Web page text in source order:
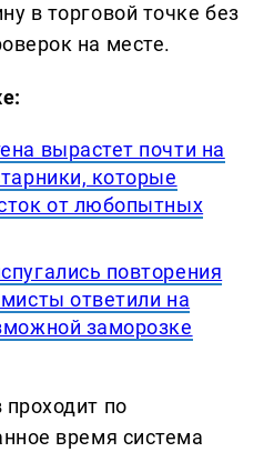
в торговой точке без
на месте.
вырастет почти на
которые
от любопытных
повторения
ответили на
заморозке
по
время система